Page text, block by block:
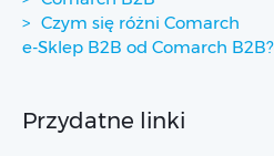
Czym się różni Comarch
e-Sklep B2B od Comarch B2B?
Przydatne linki